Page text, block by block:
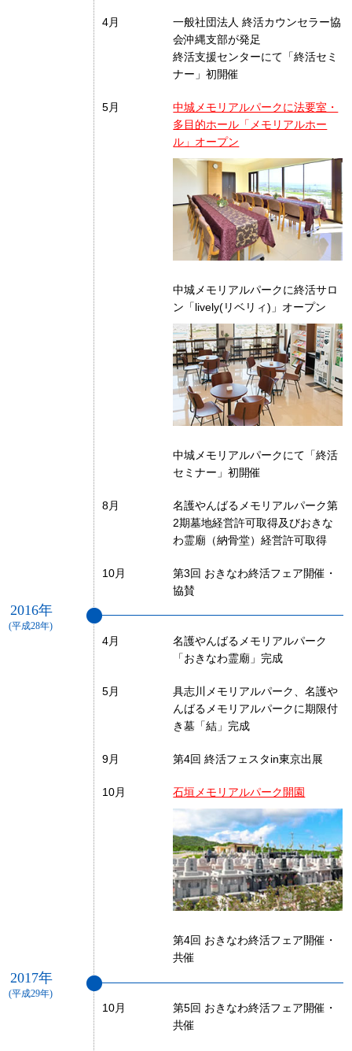
4月
一般社団法人 終活カウンセラー協
会沖縄支部が発足
終活支援センターにて「終活セミ
ナー」初開催
5月
中城メモリアルパークに法要室・
多目的ホール「メモリアルホー
ル」オープン
中城メモリアルパークに終活サロ
ン「lively(リベリィ)」オープン
中城メモリアルパークにて「終活
セミナー」初開催
8月
名護やんばるメモリアルパーク第
2期墓地経営許可取得及びおきな
わ霊廟（納骨堂）経営許可取得
10月
第3回 おきなわ終活フェア開催・
協賛
2016年
(平成28年)
4月
名護やんばるメモリアルパーク
「おきなわ霊廟」完成
5月
具志川メモリアルパーク、名護や
んばるメモリアルパークに期限付
き墓「結」完成
9月 第4回 終活フェスタin東京出展
10月 石垣メモリアルパーク開園
第4回 おきなわ終活フェア開催・
共催
2017年
(平成29年)
10月
第5回 おきなわ終活フェア開催・
共催